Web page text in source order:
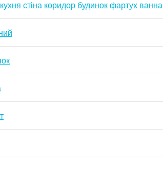
кухня стіна коридор будинокфартух ванна